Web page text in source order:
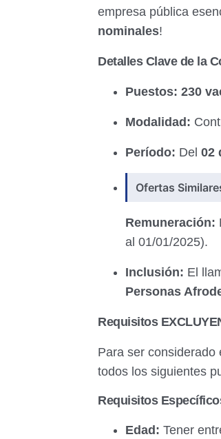
empresa pública
nominales!
Detalles Clave de la
Puestos: 230
Modalidad:
Período: Del 02
Ofertas
Remuneración:
al 01/01/2025).
Inclusión: El
Personas
Requisitos
Para ser considerado
todos los siguientes
Requisitos
Edad: Tener